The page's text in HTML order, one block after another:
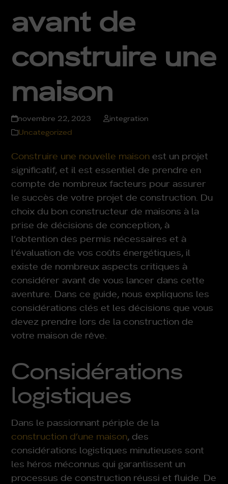
avant de
construire une
maison
novembre 22, 2023
integration
Uncategorized
Construire une nouvelle maison est un projet
significatif, et il est essentiel de prendre en
compte de nombreux facteurs pour assurer
le succès de votre projet de construction. Du
choix du bon constructeur de maisons à la
prise de décisions de conception, à
l’obtention des permis nécessaires et à
l’évaluation de vos coûts énergétiques, il
existe de nombreux aspects critiques à
considérer avant de vous lancer dans cette
aventure. Dans ce guide, nous expliquons les
considérations clés et les décisions que vous
devez prendre lors de la construction de
votre maison de rêve.
Considérations
logistiques
Dans le passionnant périple de la
construction d’une maison, des
considérations logistiques minutieuses sont
les héros méconnus qui garantissent un
processus de construction réussi et fluide. De